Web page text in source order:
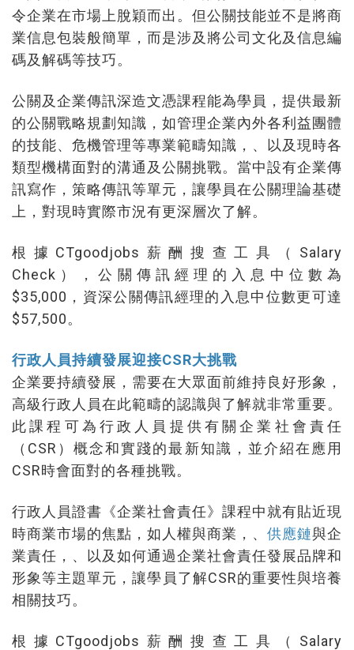
令企業在市場上脫穎而出。但公關技能並不是將商
業信息包裝般簡單，而是涉及將公司文化及信息編
碼及解碼等技巧。
公關及企業傳訊深造文憑課程能為學員，提供最新
的公關戰略規劃知識，如管理企業內外各利益團體
的技能、危機管理等專業範疇知識，、以及現時各
類型機構面對的溝通及公關挑戰。當中設有企業傳
訊寫作，策略傳訊等單元，讓學員在公關理論基礎
上，對現時實際市況有更深層次了解。
根據CTgoodjobs薪酬搜查工具（Salary
Check），公關傳訊經理的入息中位數為
$35,000，資深公關傳訊經理的入息中位數更可達
$57,500。
行政人員持續發展迎接CSR大挑戰
企業要持續發展，需要在大眾面前維持良好形象，
高級行政人員在此範疇的認識與了解就非常重要。
此課程可為行政人員提供有關企業社會責任
（CSR）概念和實踐的最新知識，並介紹在應用
CSR時會面對的各種挑戰。
行政人員證書《企業社會責任》課程中就有貼近現
時商業市場的焦點，如人權與商業，、 供應鏈與企
業責任，、以及如何通過企業社會責任發展品牌和
形象等主題單元，讓學員了解CSR的重要性與培養
相關技巧。
根據CTgoodjobs薪酬搜查工具（Salary